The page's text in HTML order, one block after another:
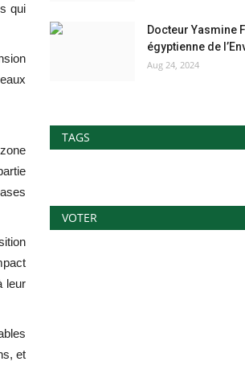
qui
leur
et
Docteur Yasmine
égyptienne de
Aug 24, 2024
TAGS
VOTER